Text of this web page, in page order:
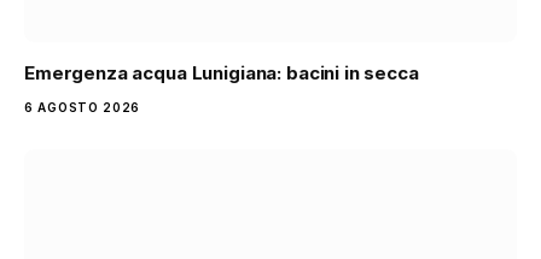
Emergenza acqua Lunigiana: bacini in secca
6 AGOSTO 2026